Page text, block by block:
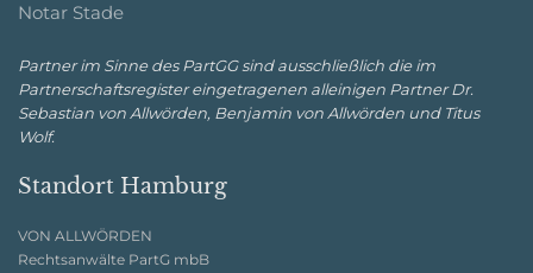
Notar Stade
Partner im Sinne des PartGG sind ausschließlich die im
Partnerschaftsregister eingetragenen alleinigen Partner Dr.
Sebastian von Allwörden, Benjamin von Allwörden und Titus
Wolf.
Standort Hamburg
VON ALLWÖRDEN
Rechtsanwälte PartG mbB